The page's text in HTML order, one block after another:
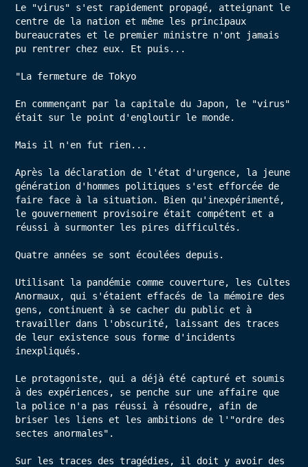
Le "virus" s'est rapidement propagé, atteignant le
centre de la nation et même les principaux
bureaucrates et le premier ministre n'ont jamais
pu rentrer chez eux. Et puis...
"La fermeture de Tokyo
En commençant par la capitale du Japon, le "virus"
était sur le point d'engloutir le monde.
Mais il n'en fut rien...
Après la déclaration de l'état d'urgence, la jeune
génération d'hommes politiques s'est efforcée de
faire face à la situation. Bien qu'inexpérimenté,
le gouvernement provisoire était compétent et a
réussi à surmonter les pires difficultés.
Quatre années se sont écoulées depuis.
Utilisant la pandémie comme couverture, les Cultes
Anormaux, qui s'étaient effacés de la mémoire des
gens, continuent à se cacher du public et à
travailler dans l'obscurité, laissant des traces
de leur existence sous forme d'incidents
inexpliqués.
Le protagoniste, qui a déjà été capturé et soumis
à des expériences, se penche sur une affaire que
la police n'a pas réussi à résoudre, afin de
briser les liens et les ambitions de l'"ordre des
sectes anormales".
Sur les traces des tragédies, il doit y avoir des